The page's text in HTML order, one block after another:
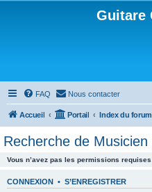
Guitare
FAQ Nous contacter
Accueil Portail Index du forum
Recherche de
Vous n’avez pas les permissions
CONNEXION • S’ENREGISTRER